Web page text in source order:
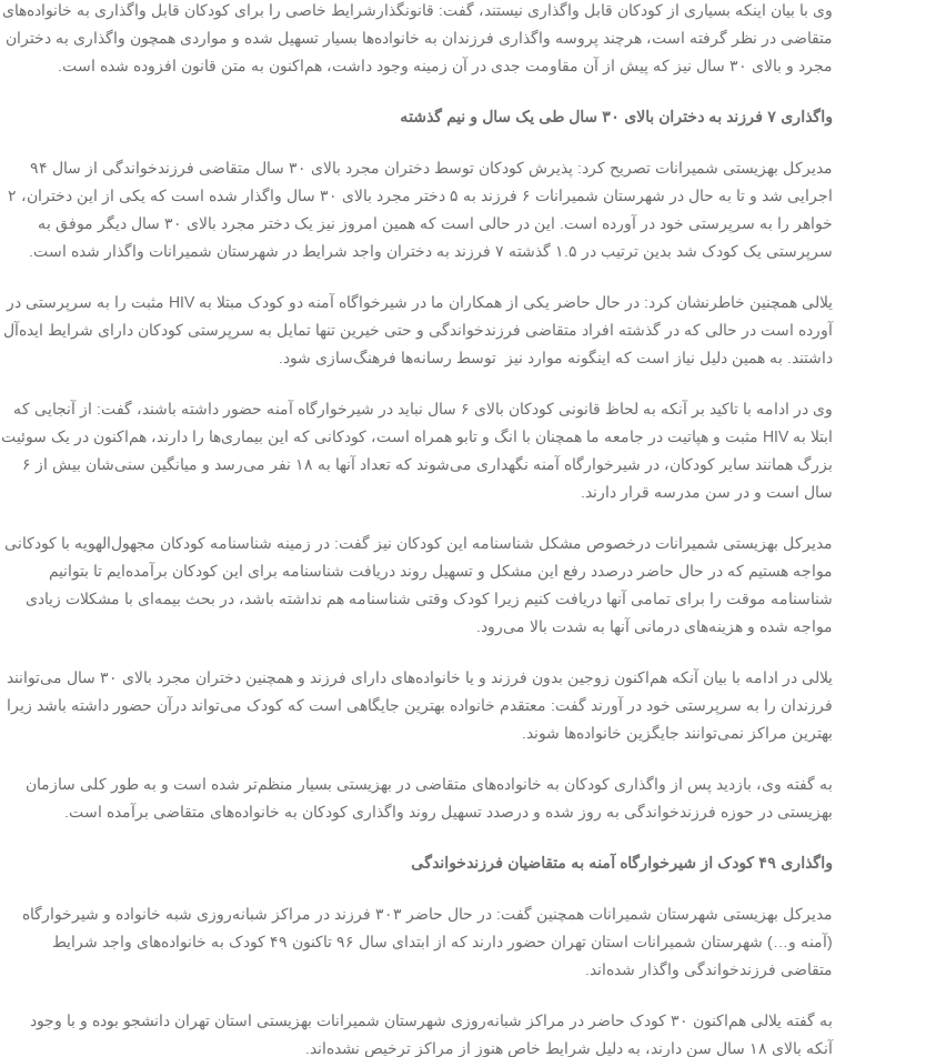
وی با بیان اینکه بسیاری از کودکان قابل واگذاری نیستند، گفت: قانونگذارشرایط خاصی را برای کودکان قابل واگذاری به خانواده‌های
متقاضی در نظر گرفته است، هرچند پروسه واگذاری فرزندان به خانواده‌ها بسیار تسهیل شده و مواردی همچون واگذاری به دختران
مجرد و بالای ۳۰ سال نیز که پیش از آن مقاومت جدی در آن زمینه وجود داشت، هم‌اکنون به متن قانون افزوده شده است.
واگذاری ۷ فرزند به دختران بالای ۳۰ سال طی یک سال و نیم گذشته
مدیرکل بهزیستی شمیرانات تصریح کرد: پذیرش کودکان توسط دختران مجرد بالای ۳۰ سال متقاضی فرزندخواندگی از سال ۹۴
اجرایی شد و تا به حال در شهرستان شمیرانات ۶ فرزند به ۵ دختر مجرد بالای ۳۰ سال واگذار شده است که یکی از این دختران، ۲
خواهر را به سرپرستی خود در آورده است. این در حالی است که همین امروز نیز یک دختر مجرد بالای ۳۰ سال دیگر موفق به
سرپرستی یک کودک شد بدین ترتیب در ۱.۵ گذشته ۷ فرزند به دختران واجد شرایط در شهرستان شمیرانات واگذار شده است.
یلالی همچنین خاطرنشان کرد: در حال حاضر یکی از همکاران ما در شیرخواگاه آمنه دو کودک مبتلا به HIV مثبت را به سرپرستی در
آورده است در حالی که در گذشته افراد متقاضی فرزندخواندگی و حتی خیرین تنها تمایل به سرپرستی کودکان دارای شرایط ایده‌آل
داشتند. به همین دلیل نیاز است که اینگونه موارد نیز توسط رسانه‌ها فرهنگ‌سازی شود.
وی در ادامه با تاکید بر آنکه به لحاظ قانونی کودکان بالای ۶ سال نباید در شیرخوارگاه آمنه حضور داشته باشند، گفت: از آنجایی که
ابتلا به HIV مثبت و هپاتیت در جامعه ما همچنان با انگ و تابو همراه است، کودکانی که این بیماری‌ها را دارند، هم‌اکنون در یک سوئیت
بزرگ همانند سایر کودکان، در شیرخوارگاه آمنه نگهداری می‌شوند که تعداد آنها به ۱۸ نفر می‌رسد و میانگین سنی‌شان بیش از ۶
سال است و در سن مدرسه قرار دارند.
مدیرکل بهزیستی شمیرانات درخصوص مشکل شناسنامه این کودکان نیز گفت: در زمینه شناسنامه کودکان مجهول‌الهویه با کودکانی
مواجه هستیم که در حال حاضر درصدد رفع این مشکل و تسهیل روند دریافت شناسنامه برای این کودکان برآمده‌ایم تا بتوانیم
شناسنامه موقت را برای تمامی آنها دریافت کنیم زیرا کودک وقتی شناسنامه هم نداشته باشد، در بحث بیمه‌ای با مشکلات زیادی
مواجه شده و هزینه‌های درمانی آنها به شدت بالا می‌رود.
یلالی در ادامه با بیان آنکه هم‌اکنون زوجین بدون فرزند و یا خانواده‌های دارای فرزند و همچنین دختران مجرد بالای ۳۰ سال می‌توانند
فرزندان را به سرپرستی خود در آورند گفت: معتقدم خانواده بهترین جایگاهی است که کودک می‌تواند درآن حضور داشته باشد زیرا
بهترین مراکز نمی‌توانند جایگزین خانواده‌ها شوند.
به گفته وی، بازدید پس از واگذاری کودکان به خانواده‌های متقاضی در بهزیستی بسیار منظم‌تر شده است و به طور کلی سازمان
بهزیستی در حوزه فرزندخواندگی به روز شده و درصدد تسهیل روند واگذاری کودکان به خانواده‌های متقاضی برآمده است.
واگذاری ۴۹ کودک از شیرخوارگاه آمنه به متقاضیان فرزندخواندگی
مدیرکل بهزیستی شهرستان شمیرانات همچنین گفت: در حال حاضر ۳۰۳ فرزند در مراکز شبانه‌روزی شبه خانواده و شیرخوارگاه
(آمنه و…) شهرستان شمیرانات استان تهران حضور دارند که از ابتدای سال ۹۶ تاکنون ۴۹ کودک به خانواده‌های واجد شرایط
متقاضی فرزندخواندگی واگذار شده‌اند.
به گفته یلالی هم‌اکنون ۳۰ کودک حاضر در مراکز شبانه‌روزی شهرستان شمیرانات بهزیستی استان تهران دانشجو بوده و با وجود
آنکه بالای ۱۸ سال سن دارند، به دلیل شرایط خاص هنوز از مراکز ترخیص نشده‌اند.